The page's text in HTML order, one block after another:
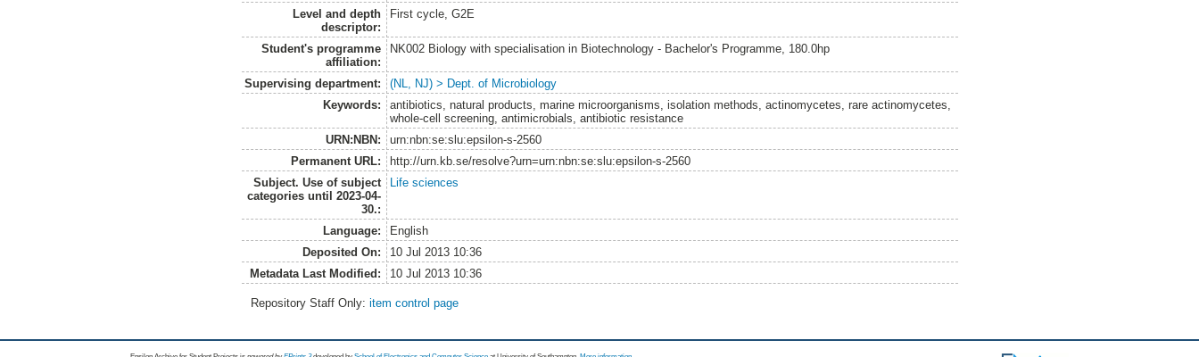
Level and depth
descriptor:
First cycle, G2E
Student's programme
affiliation:
NK002 Biology with specialisation in Biotechnology - Bachelor's Programme, 180.0hp
Supervising department:
(NL, NJ) > Dept. of Microbiology
Keywords:
antibiotics, natural products, marine microorganisms, isolation methods, actinomycetes, rare actinomycetes,
whole-cell screening, antimicrobials, antibiotic resistance
URN:NBN:
urn:nbn:se:slu:epsilon-s-2560
Permanent URL:
http://urn.kb.se/resolve?urn=urn:nbn:se:slu:epsilon-s-2560
Subject. Use of subject
categories until 2023-04-
30.:
Life sciences
Language:
English
Deposited On:
10 Jul 2013 10:36
Metadata Last Modified:
10 Jul 2013 10:36
Repository Staff Only:item control page